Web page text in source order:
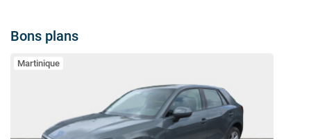
Bons plans
Martinique